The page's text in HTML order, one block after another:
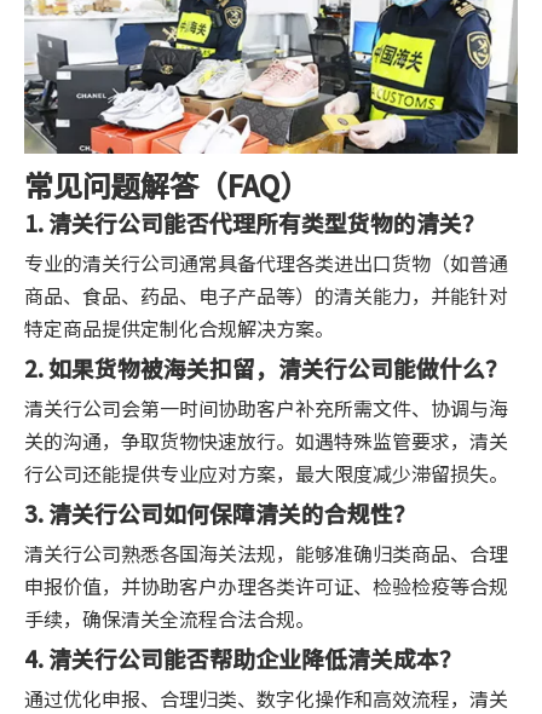
常见问题解答（FAQ）
1. 清关行公司能否代理所有类型货物的清关？
专业的清关行公司通常具备代理各类进出口货物（如普通
商品、食品、药品、电子产品等）的清关能力，并能针对
特定商品提供定制化合规解决方案。
2. 如果货物被海关扣留，清关行公司能做什么？
清关行公司会第一时间协助客户补充所需文件、协调与海
关的沟通，争取货物快速放行。如遇特殊监管要求，清关
行公司还能提供专业应对方案，最大限度减少滞留损失。
3. 清关行公司如何保障清关的合规性？
清关行公司熟悉各国海关法规，能够准确归类商品、合理
申报价值，并协助客户办理各类许可证、检验检疫等合规
手续，确保清关全流程合法合规。
4. 清关行公司能否帮助企业降低清关成本？
通过优化申报、合理归类、数字化操作和高效流程，清关